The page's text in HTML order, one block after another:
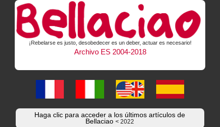
¡Rebelarse es justo, desobedecer es un deber, actuar es necesario!
Archivo ES 2004-2018
Haga clic para acceder a los últimos artículos de
Bellaciao< 2022